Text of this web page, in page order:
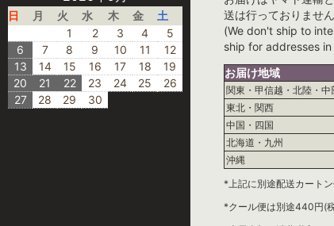
日 月 火 水 木 金
土
1
2 3 4
5
6
7 8 9 10 11
12
13
14 15 16 17 18
19
20
21 22 23 24 25
26
27
28 29 30
送は行っておりません
(We don't ship to
ship for addresses
お届け地域
関東・甲信越・北陸・中
東北・関西
中国・四国
北海道・九州
沖縄
*上記に別途配送カート
*クール便は別途440円(